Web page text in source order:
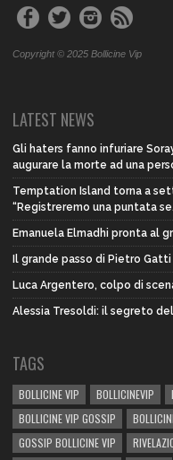
Copyright © 2025 Bollicine Vip
LATEST NEWS
Gli haters fanno infuriare
augurare la morte ad una
Temptation Island torna a
“Registreremo una puntata
Emanuela Elmadhi pronta al
Il grande passo di Pietro
Luca Argentero, colpo di
Alessia Tresoldi: il segreto
TAGS
BOLLICINE VIP BOLLICINEVIP
BOLLICINE VIP GOSSIP
GOSSIP BOLLICINE VIP